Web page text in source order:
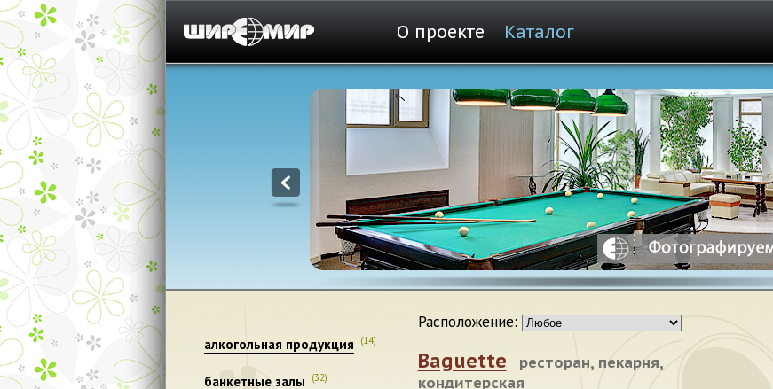
О проекте Каталог
1
алкогольная продукция (14)
банкетные залы (32)
Расположение:
Baguette
ресторан, пекарня,
кондитерская